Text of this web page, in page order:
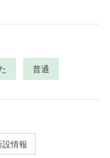
普通
情報